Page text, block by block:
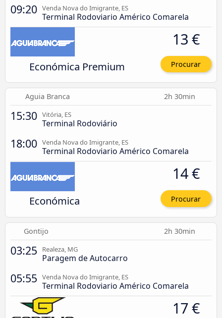
09:20 Venda Nova do Imigrante, ES
Terminal Rodoviario Américo Comarela
Económica Premium
13 €
Procurar
Aguia Branca 2h 30min
15:30 Vitória, ES
Terminal Rodoviário
18:00 Venda Nova do Imigrante, ES
Terminal Rodoviario Américo Comarela
Económica
14 €
Procurar
Gontijo 2h 30min
03:25 Realeza, MG
Paragem de Autocarro
05:55 Venda Nova do Imigrante, ES
Terminal Rodoviario Américo Comarela
17 €